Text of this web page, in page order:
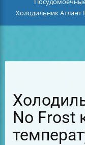
Холодильник Атлант
No Frost